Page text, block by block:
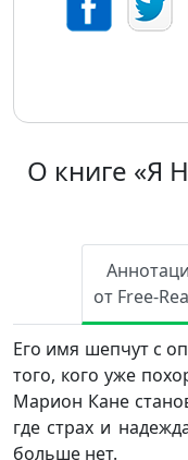
О книге «Я
от Free-
Его имя шепчут с
того, кого уже
Марион Кане
где страх и
больше нет.